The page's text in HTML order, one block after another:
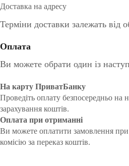
Доставка на адресу
Терміни доставки залежать від
Оплата
Ви можете обрати один із
На карту ПриватБанку
Проведіть оплату безпосередньо
зарахування коштів.
Оплата при отриманні
Ви можете оплатити замовлення при
комісію за переказ коштів.